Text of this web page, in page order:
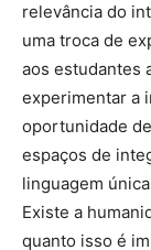
relevância do
uma troca de
aos estudantes
experimentar a
oportunidade
espaços de
linguagem
Existe a
quanto isso é